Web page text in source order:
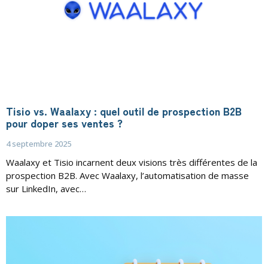
Tisio vs. Waalaxy : quel outil de prospection B2B
pour doper ses ventes ?
4 septembre 2025
Waalaxy et Tisio incarnent deux visions très différentes de la
prospection B2B. Avec Waalaxy, l’automatisation de masse
sur LinkedIn, avec…